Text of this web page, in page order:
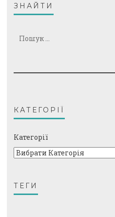
ЗНАЙТИ
КАТЕГОРІЇ
Категорії
ТЕГИ